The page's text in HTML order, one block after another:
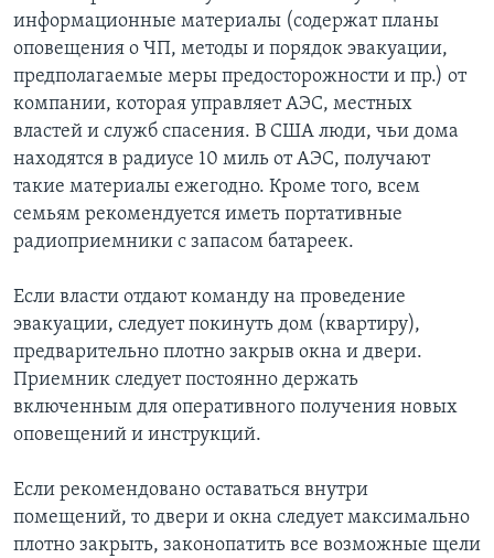
информационные материалы (содержат планы
оповещения о ЧП, методы и порядок эвакуации,
предполагаемые меры предосторожности и пр.) от
компании, которая управляет АЭС, местных
властей и служб спасения. В США люди, чьи дома
находятся в радиусе 10 миль от АЭС, получают
такие материалы ежегодно. Кроме того, всем
семьям рекомендуется иметь портативные
радиоприемники с запасом батареек.
Если власти отдают команду на проведение
эвакуации, следует покинуть дом (квартиру),
предварительно плотно закрыв окна и двери.
Приемник следует постоянно держать
включенным для оперативного получения новых
оповещений и инструкций.
Если рекомендовано оставаться внутри
помещений, то двери и окна следует максимально
плотно закрыть, законопатить все возможные щели